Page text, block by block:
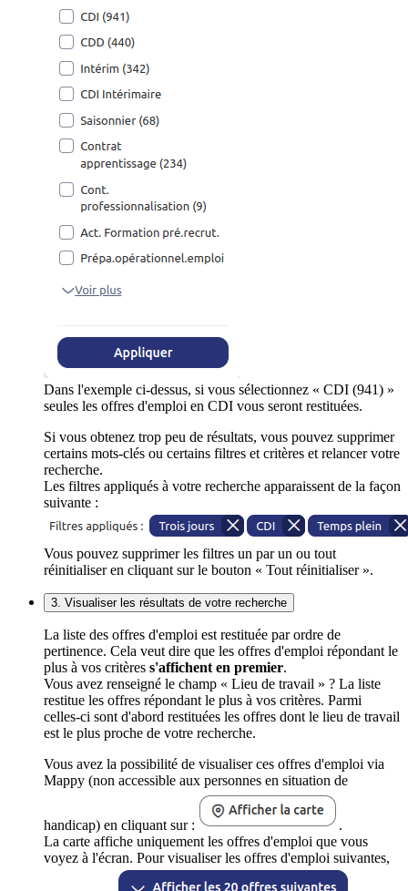
Dans l'exemple ci-dessus, si vous sélectionnez « CDI (941) »
seules les offres d'emploi en CDI vous seront restituées.
Si vous obtenez trop peu de résultats, vous pouvez supprimer
certains mots-clés ou certains filtres et critères et relancer votre
recherche.
Les filtres appliqués à votre recherche apparaissent de la façon
suivante :
Vous pouvez supprimer les filtres un par un ou tout
réinitialiser en cliquant sur le bouton « Tout réinitialiser ».
3. Visualiser les résultats de votre recherche
La liste des offres d'emploi est restituée par ordre de
pertinence. Cela veut dire que les offres d'emploi répondant le
plus à vos critères s'affichent en premier.
Vous avez renseigné le champ « Lieu de travail » ? La liste
restitue les offres répondant le plus à vos critères. Parmi
celles-ci sont d'abord restituées les offres dont le lieu de travail
est le plus proche de votre recherche.
Vous avez la possibilité de visualiser ces offres d'emploi via
Mappy (non accessible aux personnes en situation de
handicap) en cliquant sur :
.
La carte affiche uniquement les offres d'emploi que vous
voyez à l'écran. Pour visualiser les offres d'emploi suivantes,